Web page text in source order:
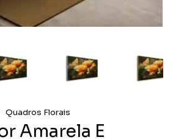
Quadros Florais
Amarela E